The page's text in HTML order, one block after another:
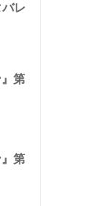
レ
第
第